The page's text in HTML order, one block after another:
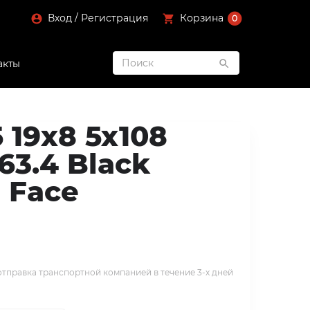
Вход / Регистрация Корзина 0
19x8 5x108
Black
транспортной компанией в течение 3-х дней